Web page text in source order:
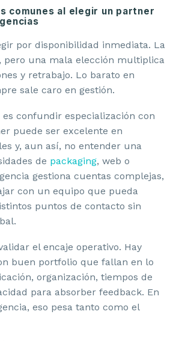
comunes al elegir un partner
por disponibilidad inmediata. La
pero una mala elección multiplica
y retrabajo. Lo barato en
sale caro en gestión.
confundir especialización con
puede ser excelente en
y, aun así, no entender una
de packaging, web o
gestiona cuentas complejas,
con un equipo que pueda
puntos de contacto sin
el encaje operativo. Hay
buen portfolio que fallan en lo
organización, tiempos de
para absorber feedback. En
eso pesa tanto como el